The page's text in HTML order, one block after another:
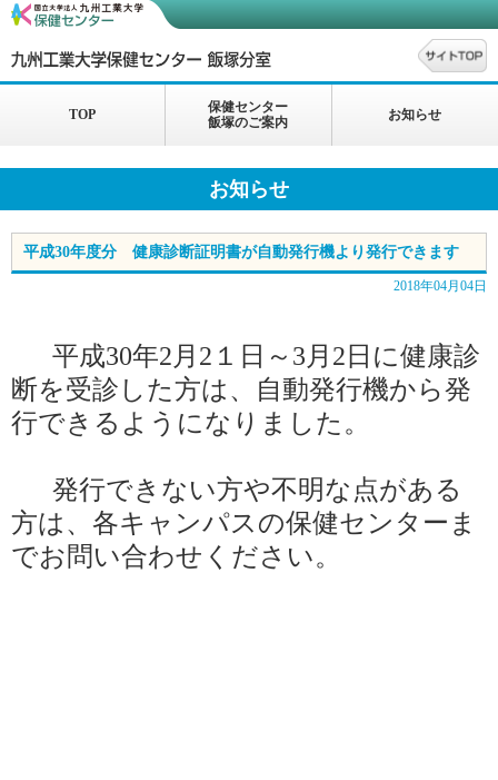
TOP
保健センター
飯塚のご案内
お知らせ
お知らせ
平成30年度分 健康診断証明書が自動発行機より発行できます
2018年04月04日
平成30年2 月 2１ 日～ 3 月 2 日に健康診
断を受診した方は、自動発行機から発
行できるようになりました。
発行できない方や不明な点がある
方は、各キャンパスの保健センターま
でお問い合わせください。